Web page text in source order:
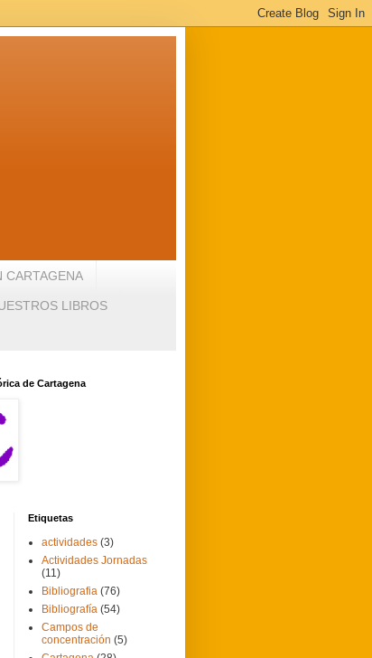
CARTAGENA
LIBROS
de Cartagena
Etiquetas
actividades (3)
Actividades Jornadas
(11)
Bibliografia (76)
Bibliografía (54)
Campos de
concentración (5)